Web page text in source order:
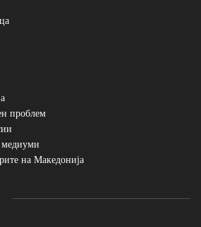
проблем
медиуми
на Македонија